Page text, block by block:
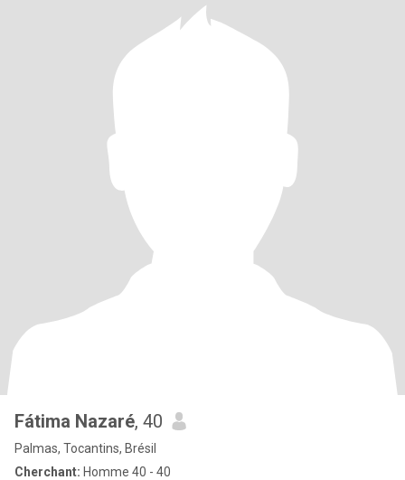
Fátima Nazaré, 40
Palmas, Tocantins, Brésil
Cherchant: Homme 40 - 40